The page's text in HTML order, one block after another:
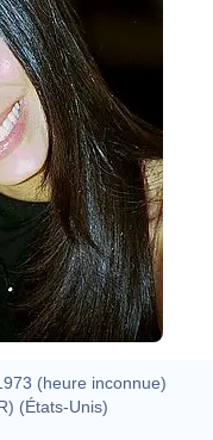
(heure inconnue)
(États-Unis)